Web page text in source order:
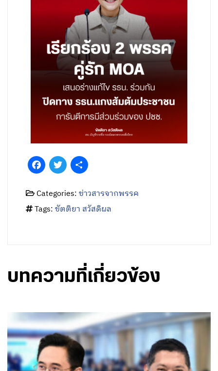
FacebookTwitter
Categories:ข่าวสารจากพรรค
Tags:ขัตติยา สวัสดิผล
บทความที่เกี่ยวข้อง